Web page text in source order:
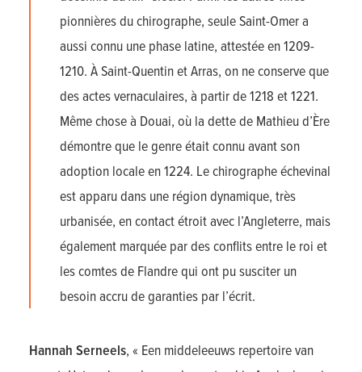
pionnières du chirographe, seule Saint-Omer a
aussi connu une phase latine, attestée en 1209-
1210. À Saint-Quentin et Arras, on ne conserve que
des actes vernaculaires, à partir de 1218 et 1221.
Même chose à Douai, où la dette de Mathieu d’Ère
démontre que le genre était connu avant son
adoption locale en 1224. Le chirographe échevinal
est apparu dans une région dynamique, très
urbanisée, en contact étroit avec l’Angleterre, mais
également marquée par des conflits entre le roi et
les comtes de Flandre qui ont pu susciter un
besoin accru de garanties par l’écrit.
Hannah Serneels, « Een middeleeuws repertoire van